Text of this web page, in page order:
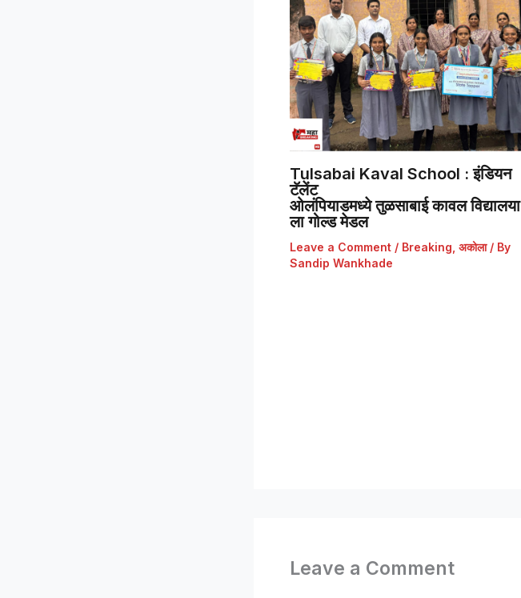
Tulsabai Kaval School : इंडियन
टॅलेंट
ओलंपियाडमध्ये तुळसाबाई कावल विद्यालया
ला गोल्ड मेडल
Leave a Comment / Breaking, अकोला/ By
Sandip Wankhade
Leave a Comment